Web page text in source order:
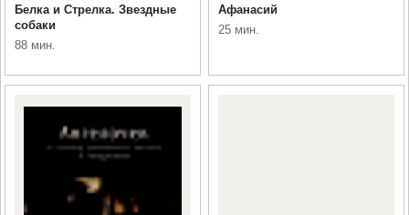
Белка и Стрелка. Звездные
собаки
88 мин.
Афанасий
25 мин.